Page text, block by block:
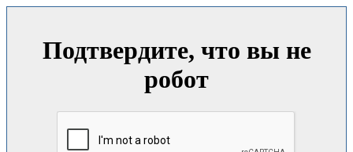
Подтвердите, что вы не
робот